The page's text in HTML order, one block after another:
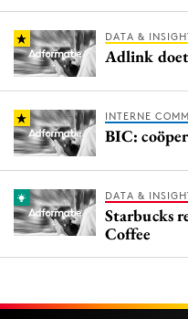
DATA &
Adlink
INTERNE
BIC:
DATA &
Starbucks
Coffee